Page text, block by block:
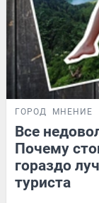
ГОРОД МНЕНИЕ
Все
Почему
гораздо
туриста